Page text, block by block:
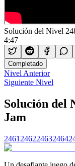
Solución del Nivel
4:47
Completado
Nivel Anterior
Siguiente Nivel
Solución del
Jam
2461 246224632464